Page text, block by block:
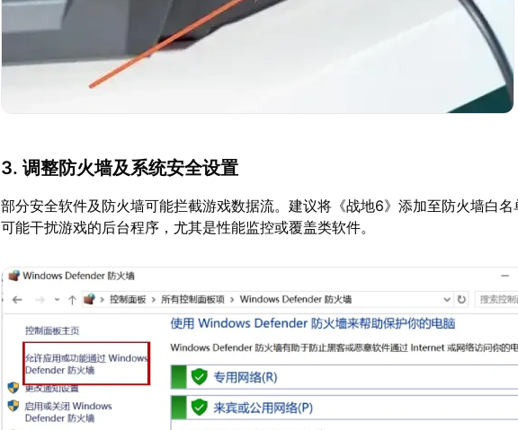
3. 调整防火墙及系统安全设置
部分安全软件及防火墙可能拦截游戏数据流。建议将《战地6》添加至防火墙白名
可能干扰游戏的后台程序，尤其是性能监控或覆盖类软件。